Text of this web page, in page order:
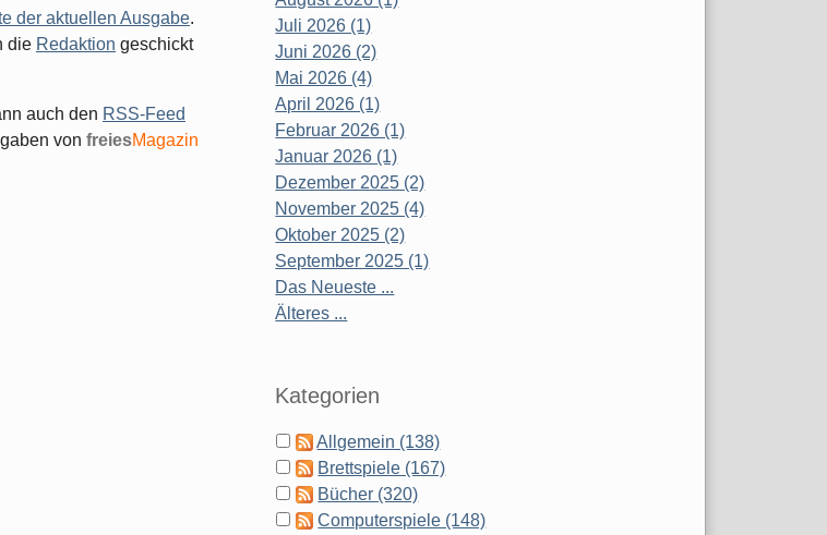
der aktuellen Ausgabe.
die Redaktion geschickt
auch den RSS-Feed
von freiesMagazin
Juli 2026 (1)
Juni 2026 (2)
Mai 2026 (4)
April 2026 (1)
Februar 2026 (1)
Januar 2026 (1)
Dezember 2025 (2)
November 2025 (4)
Oktober 2025 (2)
September 2025 (1)
Das Neueste ...
Älteres ...
Kategorien
Allgemein (138)
Brettspiele (167)
Bücher (320)
Computerspiele (148)